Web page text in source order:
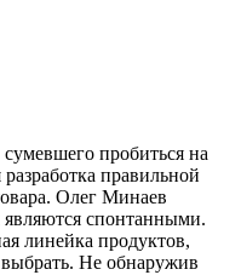
пробиться на
правильной
Олег Минаев
являются спонтанными.
линейка продуктов,
Не обнаружив